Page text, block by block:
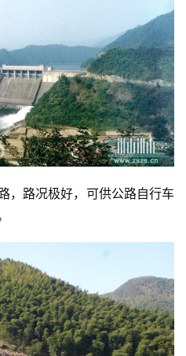
，路况极好，可供公路自行车